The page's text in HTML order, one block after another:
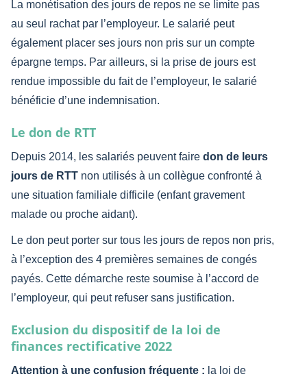
La monétisation des jours de repos ne se limite pas
au seul rachat par l’employeur. Le salarié peut
également placer ses jours non pris sur un compte
épargne temps. Par ailleurs, si la prise de jours est
rendue impossible du fait de l’employeur, le salarié
bénéficie d’une indemnisation.
Le don de RTT
Depuis 2014, les salariés peuvent faire don de leurs
jours de RTT non utilisés à un collègue confronté à
une situation familiale difficile (enfant gravement
malade ou proche aidant).
Le don peut porter sur tous les jours de repos non pris,
à l’exception des 4 premières semaines de congés
payés. Cette démarche reste soumise à l’accord de
l’employeur, qui peut refuser sans justification.
Exclusion du dispositif de la loi de
finances rectificative 2022
Attention à une confusion fréquente : la loi de